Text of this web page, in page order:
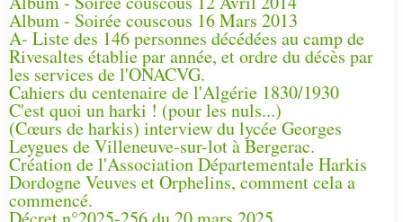
Album - Soirée couscous 16 Mars 2013
A- Liste des 146 personnes décédées au camp de
Rivesaltes établie par année, et ordre du décès par
les services de l'ONACVG.
Cahiers du centenaire de l'Algérie 1830/1930
C'est quoi un harki ! (pour les nuls...)
(Cœurs de harkis) interview du lycée Georges
Leygues de Villeneuve-sur-lot à Bergerac.
Création de l'Association Départementale Harkis
Dordogne Veuves et Orphelins, comment cela a
commencé.